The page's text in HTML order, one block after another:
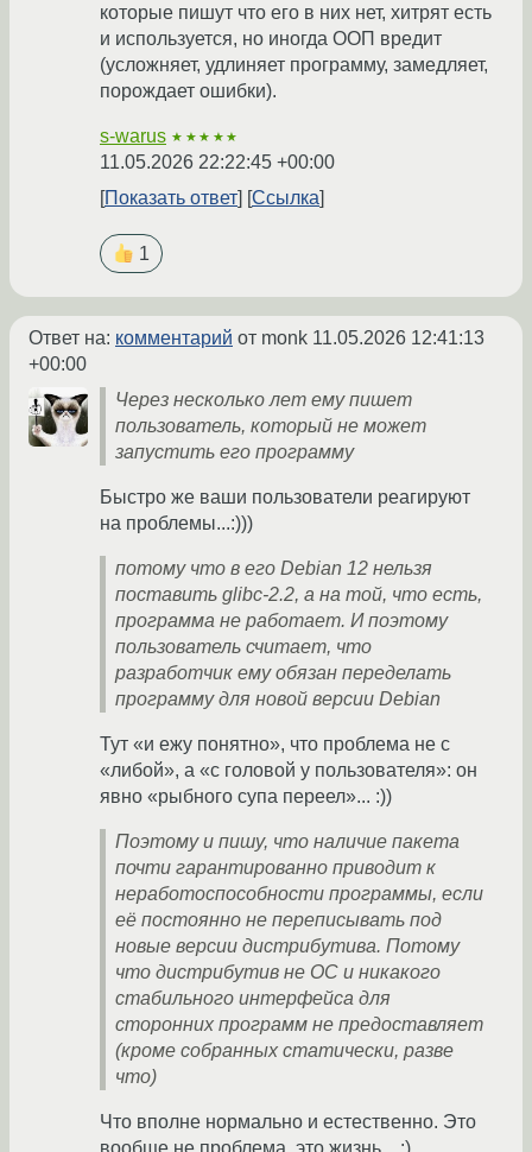
которые пишут что его в них нет, хитрят есть
и используется, но иногда ООП вредит
(усложняет, удлиняет программу, замедляет,
порождает ошибки).
s-warus ★★★★★
11.05.2026 22:22:45 +00:00
Показать ответ
Ссылка
1
Ответ на: комментарий от monk 11.05.2026 12:41:13
+00:00
Через несколько лет ему пишет
пользователь, который не может
запустить его программу
Быстро же ваши пользователи реагируют
на проблемы...:)))
потому что в его Debian 12 нельзя
поставить glibc-2.2, а на той, что есть,
программа не работает. И поэтому
пользователь считает, что
разработчик ему обязан переделать
программу для новой версии Debian
Тут «и ежу понятно», что проблема не с
«либой», а «с головой у пользователя»: он
явно «рыбного супа переел»... :))
Поэтому и пишу, что наличие пакета
почти гарантированно приводит к
неработоспособности программы, если
её постоянно не переписывать под
новые версии дистрибутива. Потому
что дистрибутив не ОС и никакого
стабильного интерфейса для
сторонних программ не предоставляет
(кроме собранных статически, разве
что)
Что вполне нормально и естественно. Это
вообще не проблема, это жизнь... :)